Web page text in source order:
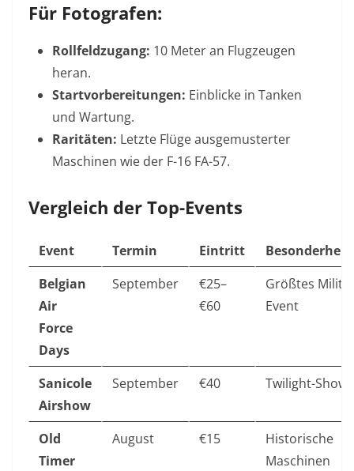
Für Fotografen:
Rollfeldzugang: 10 Meter an Flugzeugen
heran.
Startvorbereitungen: Einblicke in Tanken
und Wartung.
Raritäten: Letzte Flüge ausgemusterter
Maschinen wie der F-16 FA-57.
Vergleich der Top-Events
Event Termin Eintritt
Besonderheit
Belgian
Air
Force
Days
September
€25–
€60
Größtes
Event
Sanicole
Airshow
September €40 Twilight-Shows
Old
Timer
August €15
Historische
Maschinen